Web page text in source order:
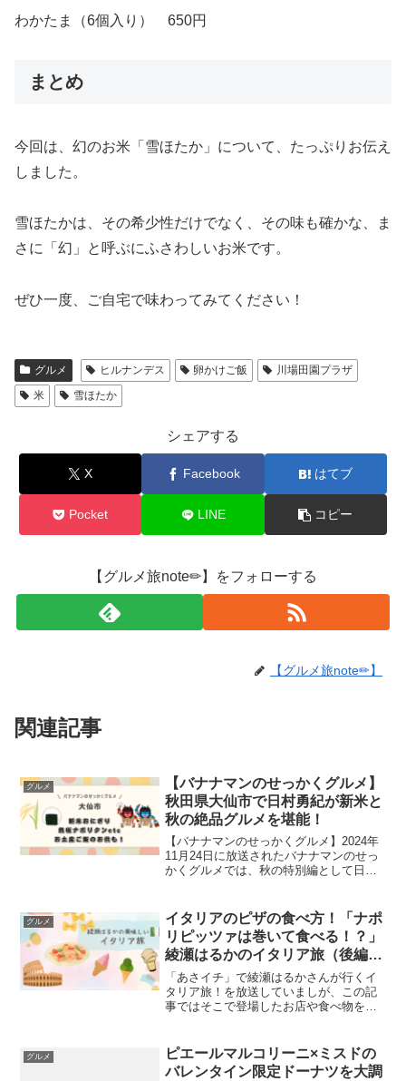
わかたま（6個入り） 650円
まとめ
今回は、幻のお米「雪ほたか」について、たっぷりお伝え
しました。
雪ほたかは、その希少性だけでなく、その味も確かな、ま
さに「幻」と呼ぶにふさわしいお米です。
ぜひ一度、ご自宅で味わってみてください！
グルメ ヒルナンデス 卵かけご飯
川場田園プラザ
米
雪ほたか
シェアする
X Facebook はてブ
Pocket LINE コピー
【グルメ旅note✏︎】をフォローする
【グルメ旅note✏︎】
関連記事
グルメ
【バナナマンのせっかくグルメ】
秋田県大仙市で日村勇紀が新米と
秋の絶品グルメを堪能！
【バナナマンのせっかくグルメ】2024年
11月24日に放送されたバナナマンのせっ
かくグルメでは、秋の特別編として日村
仙北市の2つの街を訪問しました。（仙北
市の記事は☞...
グルメ
イタリアのピザの食べ方！「ナポ
リピッツァは巻いて食べる！？」
綾瀬はるかのイタリア旅（後編）
【朝イチ】
「あさイチ」で綾瀬はるかさんが行くイ
タリア旅！を放送していましが、この記
事ではそこで登場したお店や食べ物をま
ラートやマリトッツォのほか、ストリー
トフードを楽しみました。...
グルメ
ピエールマルコリーニ×ミスドの
バレンタイン限定ドーナツを大調